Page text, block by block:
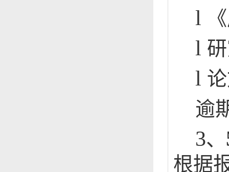
l
l
l
逾
3、
根据